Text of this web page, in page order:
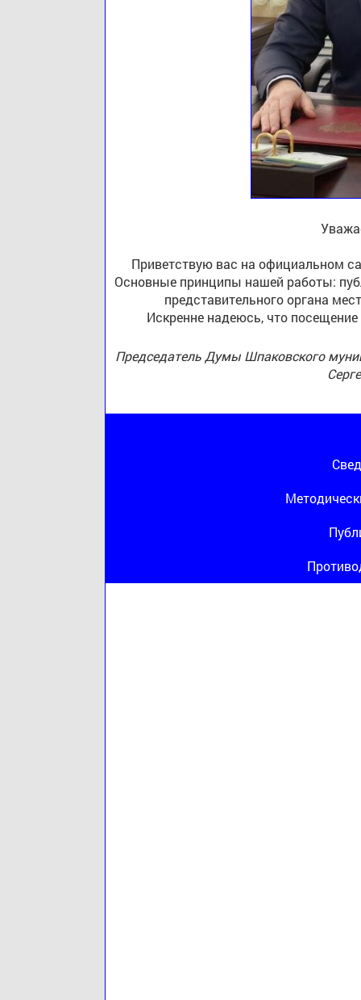
Приветствую вас на официальном
Основные принципы нашей работы:
представительного органа
Искренне надеюсь, что
Председатель Думы Шпаковского